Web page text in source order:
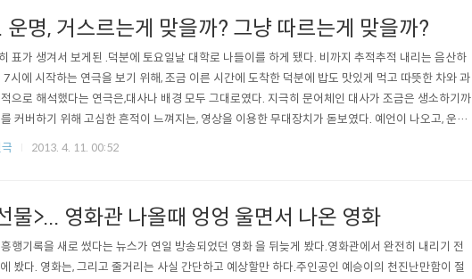
운명, 거스르는게 맞을까? 그냥 따르는게 맞을까?
표가 생겨서 보게된 .덕분에 토요일날 대학로 나들이를 하게 됐다. 비까지 추적추적 내리는 음산하
시에 시작하는 연극을 보기 위해, 조금 이른 시간에 도착한 덕분에 밥도 맛있게 먹고 따뜻한 차와 과
으로 해석했다는 연극은,대사나 배경 모두 그대로였다. 지극히 문어체인 대사가 조금은 생소하기까
커버하기 위해 고심한 흔적이 느껴지는, 영상을 이용한 무대장치가 돋보였다. 예언이 나오고, 운명
, 인간의 의지와 상관없이 예언대로 비극적으로 흘러가는 극을 보며..(아무래도 비극이다보니)우울
2013. 4. 11. 00:52
물>... 영화관 나올때 엉엉 울면서 나온 영화
행기록을 새로 썼다는 뉴스가 연일 방송되었던 영화 을 뒤늦게 봤다.영화관에서 완전히 내리기 전
봤다. 영화는, 그리고 줄거리는 사실 간단하고 예상할만 하다.주인공인 예승이의 천진난만함이 절